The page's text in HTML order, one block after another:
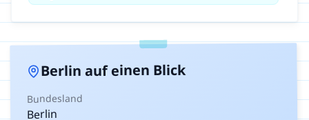
Berlin auf einen Blick
Bundesland
Berlin